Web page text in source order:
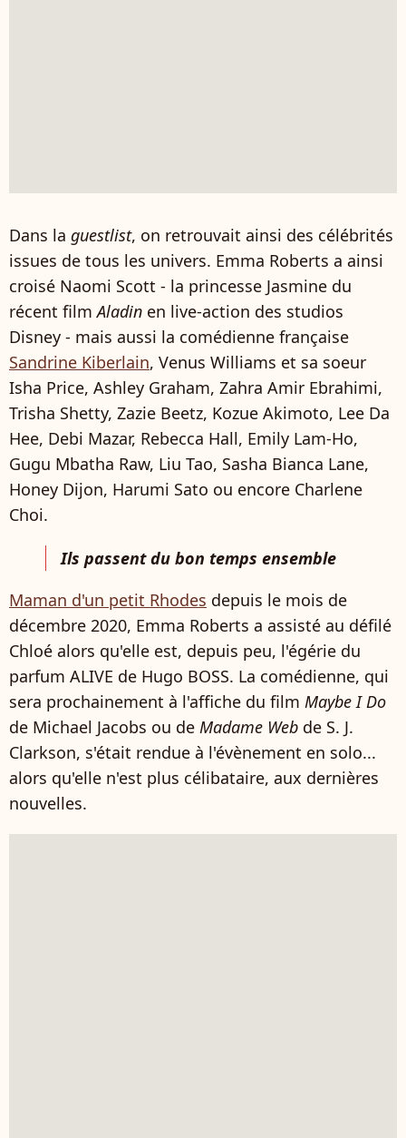
Dans la guestlist, on retrouvait ainsi des célébrités
issues de tous les univers. Emma Roberts a ainsi
croisé Naomi Scott - la princesse Jasmine du
récent filmAladin en live-action des studios
Disney - mais aussi la comédienne française
Sandrine Kiberlain, Venus Williams et sa soeur
Isha Price, Ashley Graham, Zahra Amir Ebrahimi,
Trisha Shetty, Zazie Beetz, Kozue Akimoto, Lee Da
Hee, Debi Mazar, Rebecca Hall, Emily Lam-Ho,
Gugu Mbatha Raw, Liu Tao, Sasha Bianca Lane,
Honey Dijon, Harumi Sato ou encore Charlene
Choi.
Ils passent du bon temps ensemble
Maman d'un petit Rhodes depuis le mois de
décembre 2020, Emma Roberts a assisté au défilé
Chloé alors qu'elle est, depuis peu, l'égérie du
parfum ALIVE de Hugo BOSS. La comédienne, qui
sera prochainement à l'affiche du film Maybe I Do
de Michael Jacobs ou de Madame Web de S. J.
Clarkson, s'était rendue à l'évènement en solo...
alors qu'elle n'est plus célibataire, aux dernières
nouvelles.